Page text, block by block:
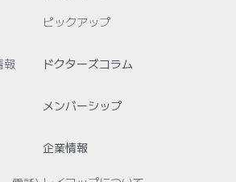
報
ピックアップ
ドクターズコラム
メンバーシップ
企業情報